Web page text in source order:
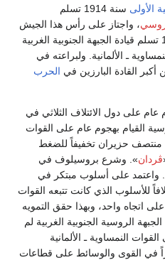
الأولى
سنة 1914 تسلم
، واجتاز على رأس هذا الجيش
. وبدءاً من آذار 1916 تسلم قيادة الجبهة الجنوبية الغربية
ـ الألمانية. ولبراعته في
القادة البارزين في الحرب
على دول الائتلاف الثلاثي في
القيام بهجوم عام على القوات
في منتصف حزيران تخفيفاً للضغط
ڤردان». وشرع بروسيلوف في
واعتمد على أسلوب مبتكر في
للأسلوب الذي كانت تتبعه القوات
اتجاه واحد، وبهذا حقق التمويه
الروسية الجنوبية الغربية لم
النمساوية ـ الألمانية
في القوى والوسائط على قطاعات